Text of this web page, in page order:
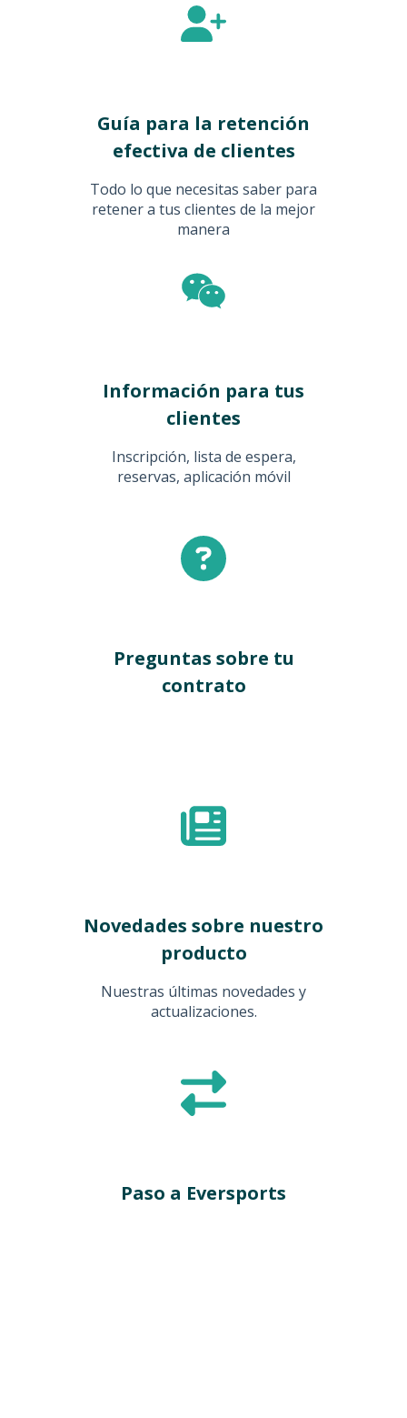
Guía para la retención
efectiva de clientes
Todo lo que necesitas saber para
retener a tus clientes de la mejor
manera
Información para tus
clientes
Inscripción, lista de espera,
reservas, aplicación móvil
Preguntas sobre tu
contrato
Novedades sobre nuestro
producto
Nuestras últimas novedades y
actualizaciones.
Paso a Eversports